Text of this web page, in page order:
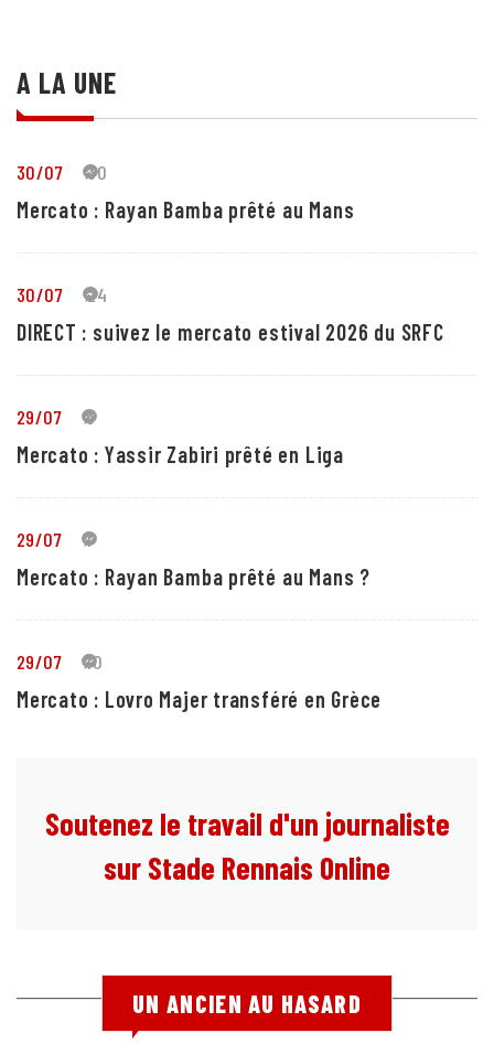
A LA UNE
30/07 30
Mercato : Rayan Bamba prêté au Mans
30/07 24
DIRECT : suivez le mercato estival 2026 du SRFC
29/07 5
Mercato : Yassir Zabiri prêté en Liga
29/07 1
Mercato : Rayan Bamba prêté au Mans ?
29/07 10
Mercato : Lovro Majer transféré en Grèce
Soutenez le travail d'un journaliste
sur Stade Rennais Online
UN ANCIEN AU HASARD